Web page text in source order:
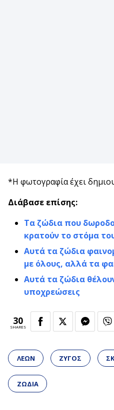
*Η φωτογραφία έχει
Διάβασε επίσης:
Τα ζώδια που
κρατούν το στόμα
Αυτά τα ζώδια
με όλους, αλλά τα
Αυτά τα ζώδια
υποχρεώσεις
30
SHARES
ΛΕΩΝ ΖΥΓΟΣ
ΖΩΔΙΑ